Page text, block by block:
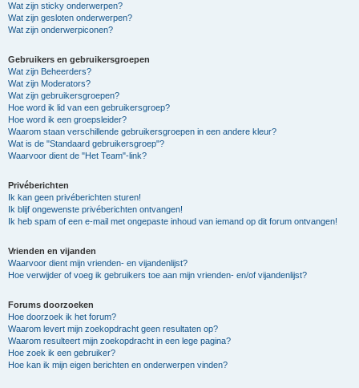
Wat zijn sticky onderwerpen?
Wat zijn gesloten onderwerpen?
Wat zijn onderwerpiconen?
Gebruikers en gebruikersgroepen
Wat zijn Beheerders?
Wat zijn Moderators?
Wat zijn gebruikersgroepen?
Hoe word ik lid van een gebruikersgroep?
Hoe word ik een groepsleider?
Waarom staan verschillende gebruikersgroepen in een andere kleur?
Wat is de "Standaard gebruikersgroep"?
Waarvoor dient de "Het Team"-link?
Privéberichten
Ik kan geen privéberichten sturen!
Ik blijf ongewenste privéberichten ontvangen!
Ik heb spam of een e-mail met ongepaste inhoud van iemand op dit forum ontvangen!
Vrienden en vijanden
Waarvoor dient mijn vrienden- en vijandenlijst?
Hoe verwijder of voeg ik gebruikers toe aan mijn vrienden- en/of vijandenlijst?
Forums doorzoeken
Hoe doorzoek ik het forum?
Waarom levert mijn zoekopdracht geen resultaten op?
Waarom resulteert mijn zoekopdracht in een lege pagina?
Hoe zoek ik een gebruiker?
Hoe kan ik mijn eigen berichten en onderwerpen vinden?